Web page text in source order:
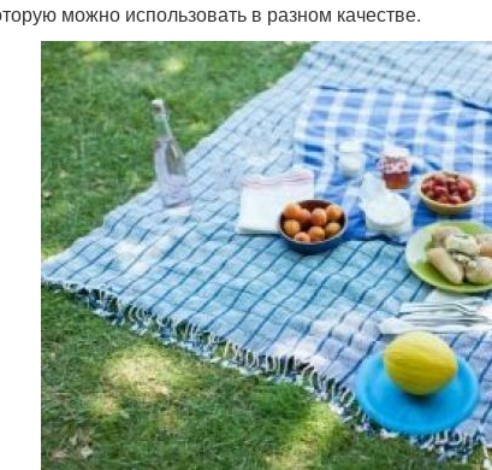
можно использовать в разном качестве.